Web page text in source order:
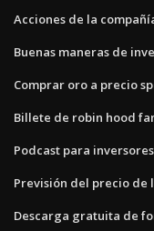
Acciones de la
Buenas maneras de
Comprar oro a precio
Billete de robin hood
Podcast para
Previsión del precio de
Descarga gratuita de